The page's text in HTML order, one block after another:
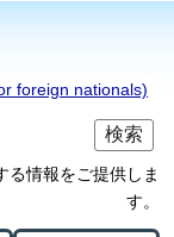
foreign nationals)
る情報をご提供しま
す。